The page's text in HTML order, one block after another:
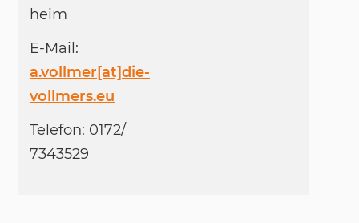
heim
E-Mail:
a.vollmer[at]die-
vollmers.eu
Te­le­fon: 0172/​
7343529